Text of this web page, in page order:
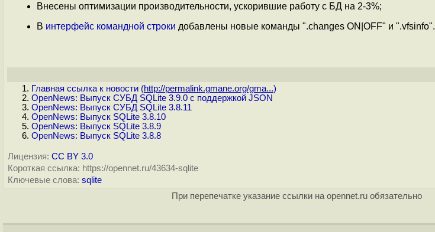
Внесены оптимизации производительности, ускорившие работу с БД на 2-3%;
В интерфейс командной строки добавлены новые команды ".changes ON|OFF" и ".vfsinfo".
Главная ссылка к новости (http://permalink.gmane.org/gma...)
OpenNews: Выпуск СУБД SQLite 3.9.0 с поддержкой JSON
OpenNews: Выпуск СУБД SQLite 3.8.11
OpenNews: Выпуск SQLite 3.8.10
OpenNews: Выпуск SQLite 3.8.9
OpenNews: Выпуск SQLite 3.8.8
Лицензия: CC BY 3.0
Короткая ссылка: https://opennet.ru/43634-sqlite
Ключевые слова: sqlite
При перепечатке указание ссылки на opennet.ru обязательно